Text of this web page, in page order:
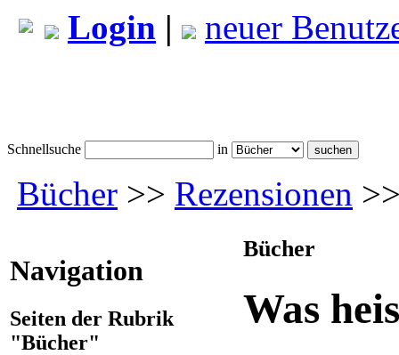
Login | neuer
Schnellsuche in
Bücher >> Rezensionen
Navigation
Seiten der Rubrik
"Bücher"
Bücher
Was